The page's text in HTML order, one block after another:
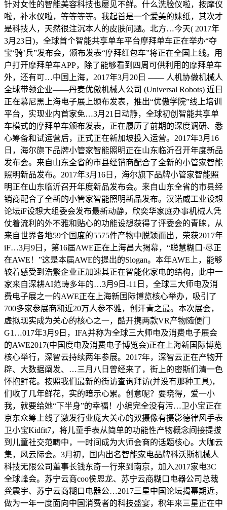
针对女性的智能美容科技也屡见不鲜。什么洗脸仪啦，按摩仪
啦，补水仪啦，等等等等。我起首是一个爱美的妹纸，其次才
是科技人，天然很注沉本人的皮肤问题。北方…今天( 2017年
3月23日)，全球首个智能共享单车平台摩拜单车正在举办“夺
宝‘骑’兵”发布会，颁布发表“摩拜红包车”将正在全国上线。用
户打开摩拜单车APP，除了能够看到四周可供利用的摩拜单车
外，还有可…中国上海，2017年3月20日 —— 人机协做机械人
全球带领企业——丹麦优傲机械人公司 (Universal Robots) 近日
正在慕尼黑上海电子展上颁布发表，推出“优傲学院”线上培训
平台，实现业内首家免…3月21日动静，全球初创智能共享单
车模式的摩拜单车颁布发表，正在履历了前期的深度调研、悉
心筹备和试运营后，正式正在新加坡投入运营。2017年3月16
日，海尔旗下品牌小管家智能照明正在山东临沂召开年度新品
发布会。来自山东全省的市县经销商配合了全新的小管家智能
照明新品发布。2017年3月16日，海尔旗下品牌小管家智能照
明正在山东临沂召开年度新品发布会。来自山东全省的市县经
销商配合了全新的小管家智能照明新品发布。汉诺威工业设想
论坛iF设想大组委会发布最新动静，欣奕华家庭办事机械人凭
仗着流利的外不雅和贴心的功能设想获得了评委会的青睐，从
来自世界各地59个国度的5575件产物中脱颖而出，荣获2017年
iF…3月9日，第16届AWE正在上海昌大揭幕，“聪慧糊口·尽正
在AWE！”这是本届AWE的提出的Slogan。本年AWE上，能够
较着感受到浩繁企业正加速其正在智能化家电的结构，此中一
家来自深耕AI范畴多年的…3月9日-11日，全球三大师电及消
费电子展之一的AWE正在上海新国际博览核心举办，吸引了
700多家参展商和近20万人参不雅，创汗青之最。本次展会，
虚拟现实成为关心的核心之一，酷开携两款VR产物随便门
G1…017年3月9日，IFA并称为全球三大师电及消费电子展会
的AWE2017(中国度电及消费电子博览会)正在上海新国际博览
核心举行，深智云持续两年参展。2017年，深智云正在产物开
辟、大数据阐发、…三月八日曾经来了，街上的密斯们清一色
怀抱鲜花。按照我们最新的街访查询拜访(并没有那种工具)，
们收了几年鲜花，实的暗示心累。创意呢？要晓得，爱一小
我，就要给她“下半身”的幸福！小编完全没有污…卫小宝正在
京东众筹上线了激发行业庞大关心的双摄像有摄影德律风手表
卫小宝Kidfit7，将儿童手表从简单的功能性产物概念间接提拔
到儿童社交范畴中，一时间成为大师会商的话题核心。大咖云
集，风云际会。3月初，国内出名智能家电品牌科沃斯机械人
科技无限公司董事长钱东奇一行来到南京，加入2017家电3C
全球峰会。苏宁云商coo侯恩龙、苏宁云商糊口电器公司总裁
龚震宇、苏宁云商糊口电器公…2017三星中国论坛揭幕期近，
做为一年一度面向中国消费者的科技盛宴，积年来三星正在中